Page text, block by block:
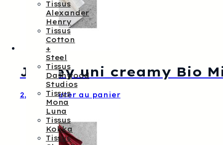
Tissus
Alexander
Henry
Tissus
Cotton
+
Steel
Tissus
Dashwood
Studios
Tissus
Mona
Luna
Tissus
Kokka
Tissus
Jersey uni creamy Bio
2,20 € Ajouter au panier